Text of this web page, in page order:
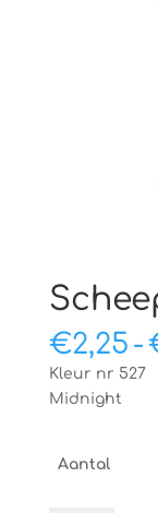
€2,25 -
Kleur nr 527
Midnight
Aantal